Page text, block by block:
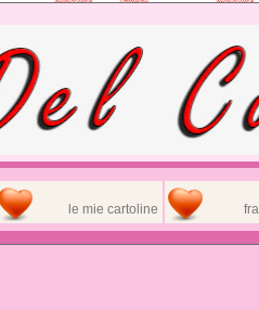
le mie cartoline